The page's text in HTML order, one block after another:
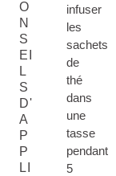
O
N
S
EI
L
S
D'
A
P
P
LI
infuser
les
sachets
de
thé
dans
une
tasse
pendant
5